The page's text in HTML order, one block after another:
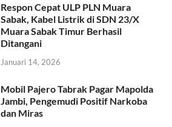
Respon Cepat ULP PLN Muara
Sabak, Kabel Listrik di SDN 23/X
Muara Sabak Timur Berhasil
Ditangani
Januari 14, 2026
Mobil Pajero Tabrak Pagar Mapolda
Jambi, Pengemudi Positif Narkoba
dan Miras